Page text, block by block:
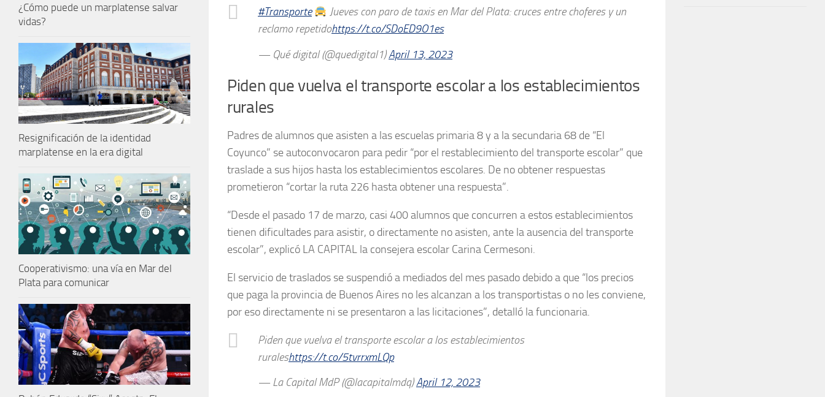
#Transporte
Jueves con paro de taxis en Mar del Plata: cruces entre choferes y un
reclamo repetidohttps://t.co/SDoED9O1es
— Qué digital (@quedigital1)April 13, 2023
Piden que vuelva el transporte escolar a los establecimientos
rurales
Padres de alumnos que asisten a las escuelas primaria 8 y a la secundaria 68 de “El
Coyunco” se autoconvocaron para pedir “por el restablecimiento del transporte escolar” que
traslade a sus hijos hasta los establecimientos escolares. De no obtener respuestas
prometieron “cortar la ruta 226 hasta obtener una respuesta”.
“Desde el pasado 17 de marzo, casi 400 alumnos que concurren a estos establecimientos
tienen dificultades para asistir, o directamente no asisten, ante la ausencia del transporte
escolar”, explicó LA CAPITAL la consejera escolar Carina Cermesoni.
El servicio de traslados se suspendió a mediados del mes pasado debido a que “los precios
que paga la provincia de Buenos Aires no les alcanzan a los transportistas o no les conviene,
por eso directamente ni se presentaron a las licitaciones”, detalló la funcionaria.
Piden que vuelva el transporte escolar a los establecimientos
ruraleshttps://t.co/5tvrrxmLQp
— La Capital MdP (@lacapitalmdq)April 12, 2023
¿Cómo puede un marplatense salvar
vidas?
Resignificación de la identidad
marplatense en la era digital
Cooperativismo: una vía en Mar del
Plata para comunicar